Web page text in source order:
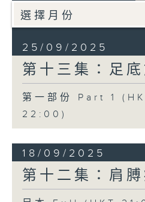
25/09/2025
第十三集：足
第一部份 Part 1
22:00)
18/09/2025
第十二集：肩膊